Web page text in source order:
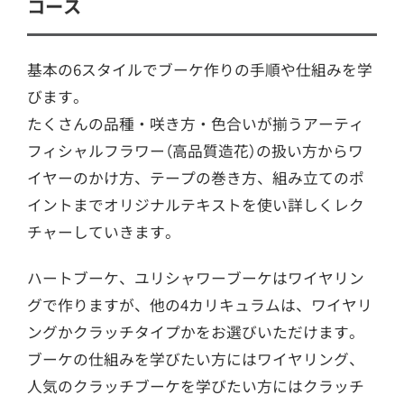
基本の6スタイルでブーケ作りの手順や仕組みを学
びます。
たくさんの品種・咲き方・色合いが揃うアーティ
フィシャルフラワー（高品質造花）の扱い方からワ
イヤーのかけ方、テープの巻き方、組み立てのポ
イントまでオリジナルテキストを使い詳しくレク
チャーしていきます。
ハートブーケ、ユリシャワーブーケはワイヤリン
グで作りますが、他の4カリキュラムは、ワイヤリ
ングかクラッチタイプかをお選びいただけます。
ブーケの仕組みを学びたい方にはワイヤリング、
人気のクラッチブーケを学びたい方にはクラッチ